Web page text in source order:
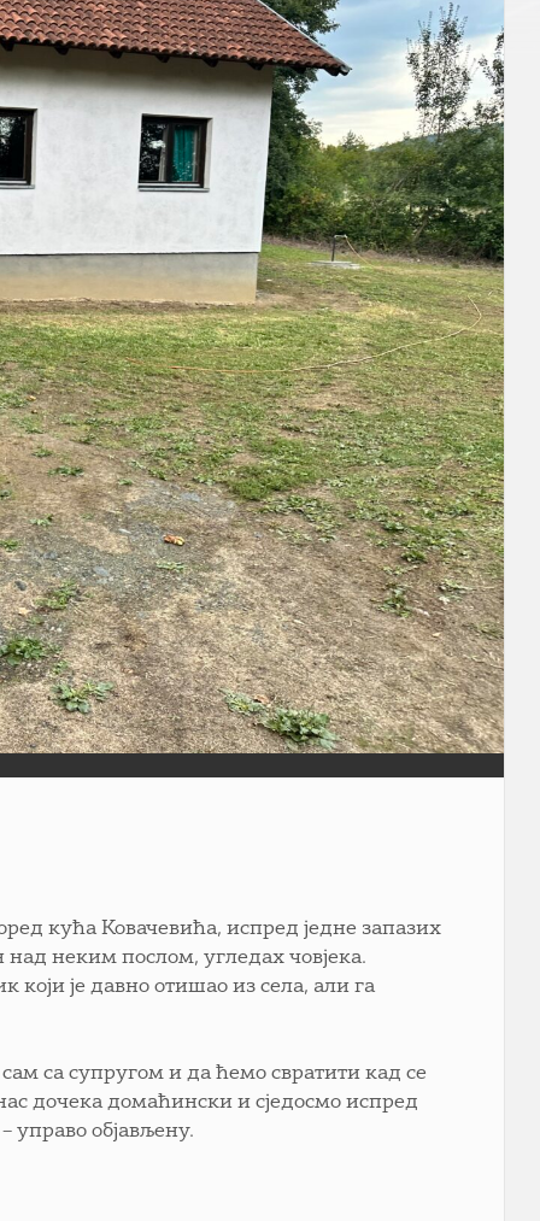
кућа Ковачевића, испред једне запазих
над неким послом, угледах човјека.
који је давно отишао из села, али га
са супругом и да ћемо свратити кад се
дочека домаћински и сједосмо испред
управо објављену.